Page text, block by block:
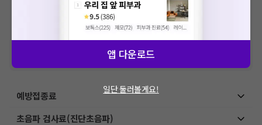
비급여 항목의 경우,추가비용 등으로 실제 가격과 상이할 수 있으니, 정확
한 가격은 해당 의료기관에 직접 문의해주세요.
건강보험심사평가원에 고지되어 있는 급여 진료 기준 가
격입니다. (진료와 연관된 복합적인 비용이 추가되어, 병원마다 금액이 다르게
산정될 수 있는 점 참고 바랍니다.)
VAT 포함
예방접종료
초음파 검사료(진단초음파)
앱 다운로드
일단 둘러볼게요!